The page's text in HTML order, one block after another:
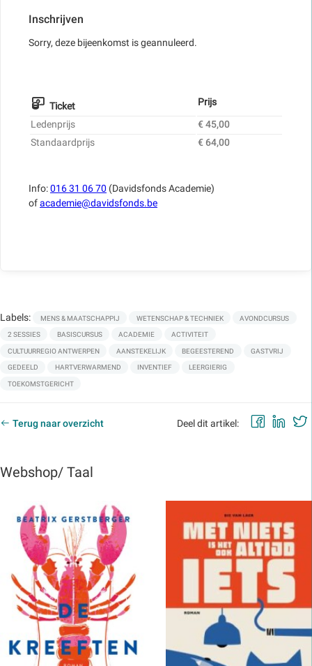
Inschrijven
Sorry, deze bijeenkomst is geannuleerd.
Ticket
Prijs
Ledenprijs
€ 45,00
Standaardprijs
€ 64,00
Info:016 31 06 70 (Davidsfonds Academie)
ofacademie@davidsfonds.be
Labels: MENS & MAATSCHAPPIJ WETENSCHAP & TECHNIEK AVONDCURSUS
2 SESSIES BASISCURSUS ACADEMIE ACTIVITEIT
CULTUURREGIO ANTWERPEN AANSTEKELIJK BEGEESTEREND GASTVRIJ
GEDEELD HARTVERWARMEND INVENTIEF LEERGIERIG
TOEKOMSTGERICHT
Terug naar overzicht Deel dit artikel:
Webshop/ Taal